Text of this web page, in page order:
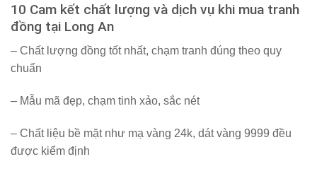
10 Cam kết chất lượng và dịch vụ khi mua tranh
đồng tại Long An
– Chất lượng đồng tốt nhất, chạm tranh đúng theo quy
chuẩn
– Mẫu mã đẹp, chạm tinh xảo, sắc nét
– Chất liệu bề mặt như mạ vàng 24k, dát vàng 9999 đều
được kiểm định